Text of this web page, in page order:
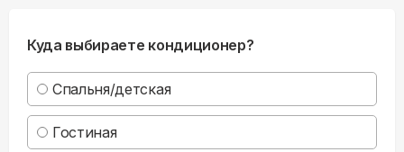
Куда выбираете кондиционер?
Спальня/детская
Гостиная